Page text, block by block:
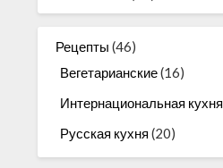
Рецепты (46)
Вегетарианские(16)
Интернациональная кухня
Русская кухня (20)